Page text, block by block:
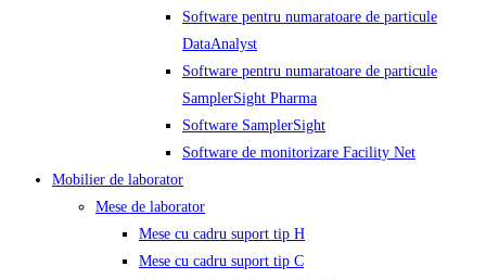
Software pentru numaratoare de particule
DataAnalyst
Software pentru numaratoare de particule
SamplerSight Pharma
Software SamplerSight
Software de monitorizare Facility Net
Mobilier de laborator
Mese de laborator
Mese cu cadru suport tip H
Mese cu cadru suport tip C